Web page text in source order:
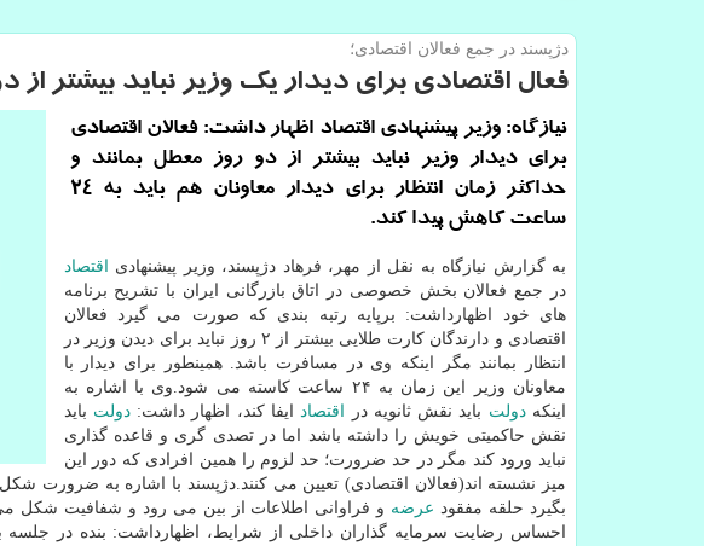
دژپسند در جمع فعالان اقتصادی؛
فعال اقتصادی برای دیدار یك وزیر نباید بیشتر از
نیازگاه: وزیر پیشنهادی اقتصاد اظهار داشت: فعالان اقتصادی
برای دیدار وزیر نباید بیشتر از دو روز معطل بمانند و
حداكثر زمان انتظار برای دیدار معاونان هم باید به ۲۴
ساعت كاهش پیدا كند.
به گزارش نیازگاه به نقل از مهر، فرهاد دژپسند، وزیر پیشنهادی
اقتصاد
در جمع فعالان بخش خصوصی در اتاق بازرگانی ایران با تشریح برنامه
های خود اظهارداشت: برپایه رتبه بندی كه صورت می گیرد فعالان
اقتصادی و دارندگان كارت طلایی بیشتر از ۲ روز نباید برای دیدن وزیر در
انتظار بمانند مگر اینكه وی در مسافرت باشد. همینطور برای دیدار با
معاونان وزیر این زمان به ۲۴ ساعت كاسته می شود.وی با اشاره به
اینكهدولت باید نقش ثانویه در اقتصادایفا كند، اظهار داشت:دولت باید
نقش حاكمیتی خویش را داشته باشد اما در تصدی گری و قاعده گذاری
نباید ورود كند مگر در حد ضرورت؛ حد لزوم را همین افرادی كه دور این
میز نشسته اند(فعالان اقتصادی) تعیین می كنند.دژپسند با اشاره به ضرورت
بگیرد حلقه مفقود عرضه و فراوانی اطلاعات از بین می رود و شفافیت شكل
احساس رضایت سرمایه گذاران داخلی از شرایط، اظهارداشت: بنده در جلسه